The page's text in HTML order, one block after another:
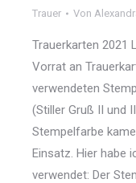
Trauer Von
Trauerkarten 2021
Vorrat an
verwendeten
(Stiller Gruß II und
Stempelfarbe
Einsatz. Hier habe
verwendet: Der